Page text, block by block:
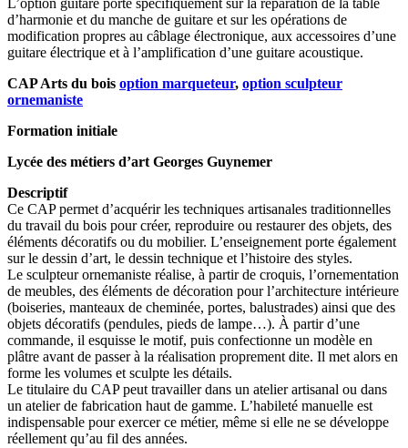
L’option guitare porte spécifiquement sur la réparation de la table
d’harmonie et du manche de guitare et sur les opérations de
modification propres au câblage électronique, aux accessoires d’une
guitare électrique et à l’amplification d’une guitare acoustique.
CAP Arts du bois option marqueteur, option sculpteur
ornemaniste
Formation initiale
Lycée des métiers d’art Georges Guynemer
Descriptif
Ce CAP permet d’acquérir les techniques artisanales traditionnelles
du travail du bois pour créer, reproduire ou restaurer des objets, des
éléments décoratifs ou du mobilier. L’enseignement porte également
sur le dessin d’art, le dessin technique et l’histoire des styles.
Le sculpteur ornemaniste réalise, à partir de croquis, l’ornementation
de meubles, des éléments de décoration pour l’architecture intérieure
(boiseries, manteaux de cheminée, portes, balustrades) ainsi que des
objets décoratifs (pendules, pieds de lampe…). À partir d’une
commande, il esquisse le motif, puis confectionne un modèle en
plâtre avant de passer à la réalisation proprement dite. Il met alors en
forme les volumes et sculpte les détails.
Le titulaire du CAP peut travailler dans un atelier artisanal ou dans
un atelier de fabrication haut de gamme. L’habileté manuelle est
indispensable pour exercer ce métier, même si elle ne se développe
réellement qu’au fil des années.